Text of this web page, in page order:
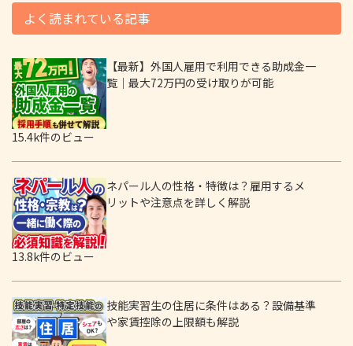
よく読まれている記事
【最新】外国人雇用で利用できる助成金一
覧｜最大72万円の受け取りが可能
15.4k件のビュー
ネパール人の性格・特徴は？雇用するメ
リットや注意点を詳しく解説
13.8k件のビュー
技能実習生の住居に条件はある？設備基準
や家賃控除の上限額も解説